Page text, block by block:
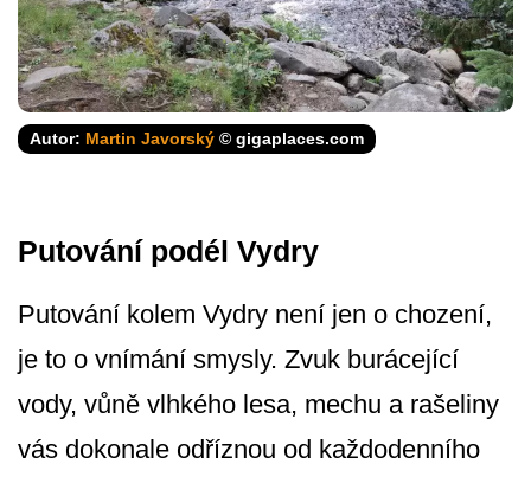
Autor: Martin Javorský © gigaplaces.com
Putování podél Vydry
Putování kolem Vydry není jen o chození,
je to o vnímání smysly. Zvuk burácející
vody, vůně vlhkého lesa, mechu a rašeliny
vás dokonale odříznou od každodenního